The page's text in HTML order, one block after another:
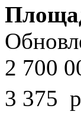
2 700
3 375